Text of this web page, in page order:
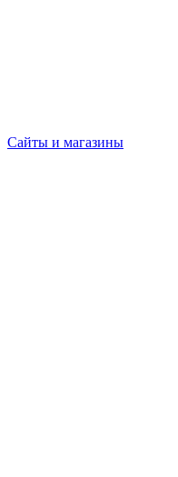
Сайты и магазины